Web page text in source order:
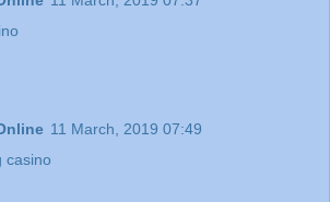
11 March, 2019 07:49
casino